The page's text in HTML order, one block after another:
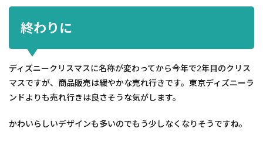
終わりに
ディズニークリスマスに名称が変わってから今年で2年目のクリス
マスですが、商品販売は緩やかな売れ行きです。東京ディズニーラ
ンドよりも売れ行きは良さそうな気がします。
かわいらしいデザインも多いのでもう少しなくなりそうですね。